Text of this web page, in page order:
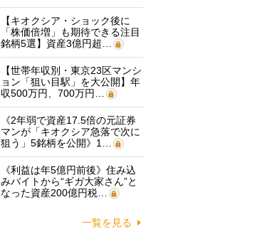
【キオクシア・ショック後に
「株価倍増」も期待できる注目
銘柄5選】資産3億円超…
【世帯年収別・東京23区マンシ
ョン「狙い目駅」を大公開】年
収500万円、700万円…
《2年弱で資産17.5倍の元証券
マンが「キオクシア急落で次に
狙う」5銘柄を公開》1…
《利益は年5億円前後》住み込
みバイトから“ギガ大家さん”と
なった資産200億円税…
一覧を見る